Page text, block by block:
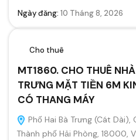
Ngày đăng: 10 Tháng 8, 2026
Cho thuê
MT1860. CHO THUÊ
TRƯNG MẶT TIỀN 6M
CÓ THANG MÁY
Phố Hai Bà Trưng (Cát Dài),
Thành phố Hải Phòng, 18000,